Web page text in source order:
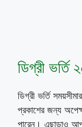
ডিগ্রী ভর্তি
ডিগ্রী ভর্তি
প্রকাশের জন্য
পারেন। এছাড়াও